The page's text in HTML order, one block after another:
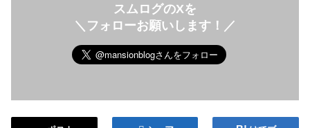
スムログのXを
＼フォローお願いします！／